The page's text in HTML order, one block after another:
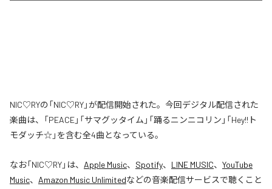
NIC♡RYの「NIC♡RY」が配信開始された。今回デジタル配信された
楽曲は、「PEACE」「サマグッタイム」「踊るニンニコリン」「Hey!!ト
モダッチ☆」を含む全4曲となっている。
なお「NIC♡RY」は、 Apple Music、 Spotify、 LINE MUSIC、 YouTube
Music、 Amazon Music Unlimitedなどの音楽配信サービスで聴くこと